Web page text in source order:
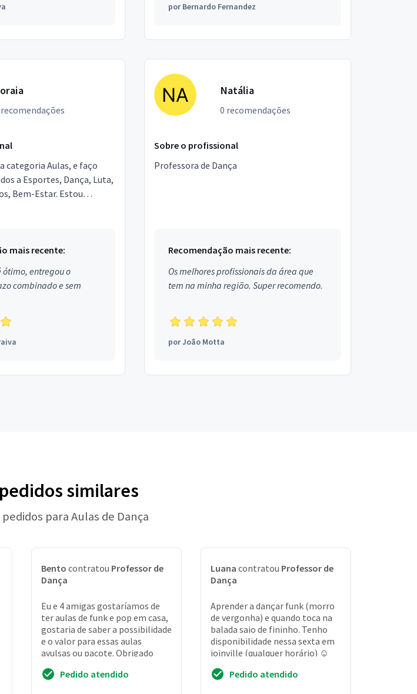
porBernardo Fernandez
categoria Aulas, e faço
a Esportes, Dança, Luta,
Bem-Estar. Estou
mais recente:
ótimo, entregou o
combinado e sem
Natália
0 recomendações
Sobre o profissional
Professora de Dança
Recomendação mais recente:
Os melhores profissionais da área que
tem na minha região. Super recomendo.
porJoão Motta
similares
para Aulas de Dança
Bento contratou Professor de
Dança
Eu e 4 amigas gostaríamos de
ter aulas de funk e pop em casa,
gostaria de saber a possibilidade
e o valor para essas aulas
avulsas ou pacote. Obrigado
Pedido atendido
Luana contratou Professor de
Dança
Aprender a dançar funk (morro
de vergonha) e quando toca na
balada saio de fininho. Tenho
disponibilidade nessa sexta em
joinville (qualquer horário) ☺️
Pedido atendido